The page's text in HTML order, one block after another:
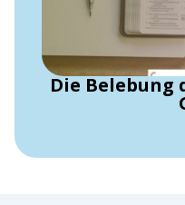
Die Belebung